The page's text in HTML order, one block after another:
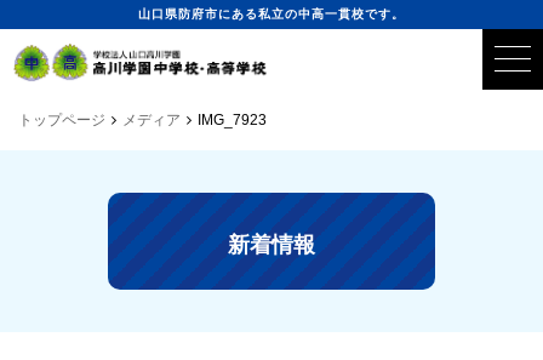
山口県防府市にある私立の中高一貫校です。
トップページ メディア IMG_7923
新着情報